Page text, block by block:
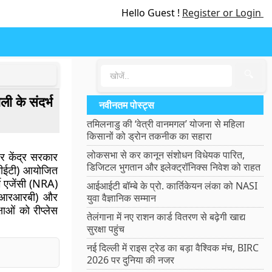
Hello Guest ! Register or Login
के संदर्भ
केंद्र सरकार
आयोजित
एजेंसी (NRA)
(आरआरबी) और
को रीप्लेस
नवीनतम पोस्ट्स
तमिलनाडु की ‘वेत्री वानमगल’ योजना से महिला
किसानों को ड्रोन तकनीक का सहारा
लोकसभा से कर कानून संशोधन विधेयक पारित,
डिजिटल भुगतान और इलेक्ट्रॉनिक्स निवेश को राहत
आईआईटी बॉम्बे के प्रो. कार्तिकेयन लंका को NASI
युवा वैज्ञानिक सम्मान
तेलंगाना में नए राशन कार्ड वितरण से बढ़ेगी खाद्य
सुरक्षा पहुंच
नई दिल्ली में राइस ट्रेड का बड़ा वैश्विक मंच, BIRC
2026 पर दुनिया की नजर